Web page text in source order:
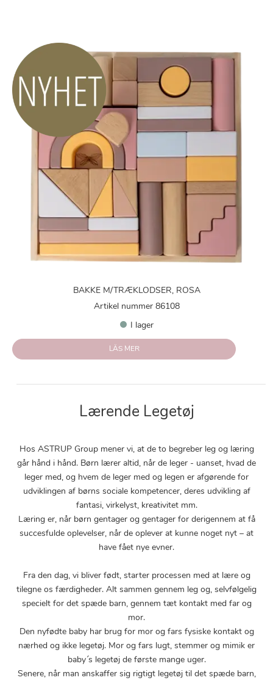
BAKKE M/TRÆKLODSER, ROSA
Artikel nummer 86108
I lager
LÄS MER
Lærende Legetøj
Hos ASTRUP Group mener vi, at de to begreber leg og læring
går hånd i hånd. Børn lærer altid, når de leger - uanset, hvad de
leger med, og hvem de leger med og legen er afgørende for
udviklingen af børns sociale kompetencer, deres udvikling af
fantasi, virkelyst, kreativitet mm.
Læring er, når børn gentager og gentager for derigennem at få
succesfulde oplevelser, når de oplever at kunne noget nyt – at
have fået nye evner.
Fra den dag, vi bliver født, starter processen med at lære og
tilegne os færdigheder. Alt sammen gennem leg og, selvfølgelig
specielt for det spæde barn, gennem tæt kontakt med far og
mor.
Den nyfødte baby har brug for mor og fars fysiske kontakt og
nærhed og ikke legetøj. Mor og fars lugt, stemmer og mimik er
baby´s legetøj de første mange uger.
Senere, når man anskaffer sig rigtigt legetøj til det spæde barn,